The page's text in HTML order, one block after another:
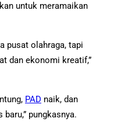
untuk meramaikan
pusat olahraga, tapi
dan ekonomi kreatif,”
PAD naik, dan
pungkasnya.